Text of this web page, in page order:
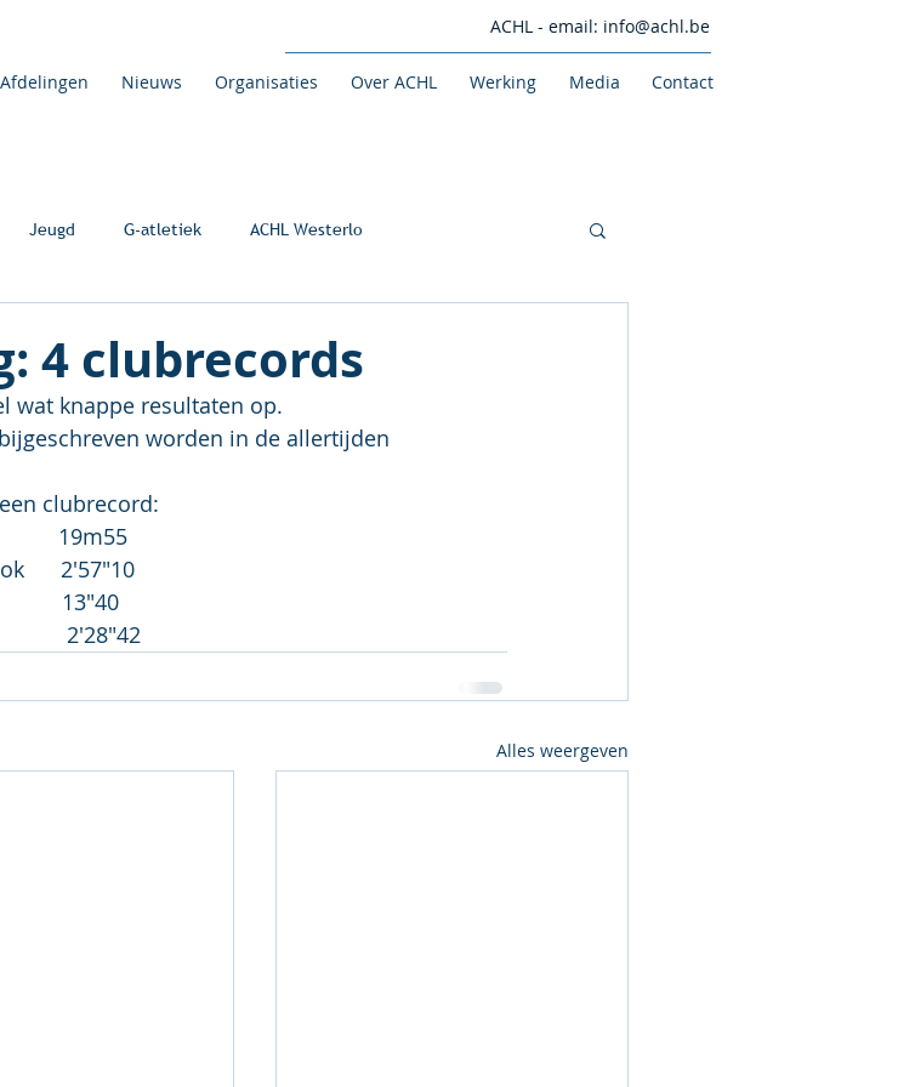
ACHL - email: info@achl.be
Afdelingen Nieuws Organisaties Over ACHL Werking Media Contact
Jeugd G-atletiek ACHL Westerlo
4 clubrecords
wat knappe resultaten op.
worden in de allertijden
clubrecord:
19m55
2'57"10
13"40
2'28"42
Alles weergeven